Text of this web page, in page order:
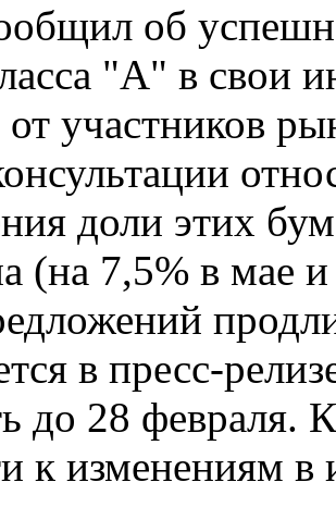
об
"А" в свои
от участников
доли этих
(на 7,5% в мае
в пресс-
до 28 февраля.
к изменениям в